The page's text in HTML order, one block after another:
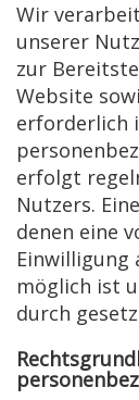
Wir
unserer
zur
Website
erforderlich
erfolgt
Nutzers.
denen eine
Einwilligung
möglich ist
durch